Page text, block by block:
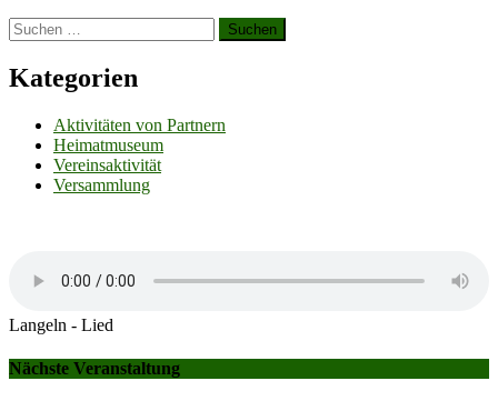
Suchen
nach:
Kategorien
Aktivitäten von Partnern
Heimatmuseum
Vereinsaktivität
Versammlung
Langeln - Lied
Nächste Veranstaltung